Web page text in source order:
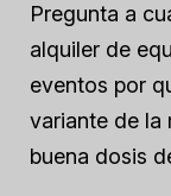
Pregunta a
alquiler de
eventos por
variante de la
buena dosis